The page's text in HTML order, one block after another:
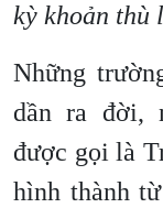
kỳ khoản thù
Những
dần ra đời,
được gọi là
hình thành